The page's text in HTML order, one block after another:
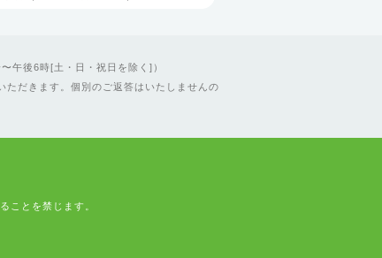
午後6時[土・日・祝日を除く]）
ただきます。個別のご返答はいたしませんの
ことを禁じます。